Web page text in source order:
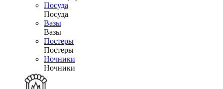
Посуда
Посуда
Вазы
Вазы
Постеры
Постеры
Ночники
Ночники